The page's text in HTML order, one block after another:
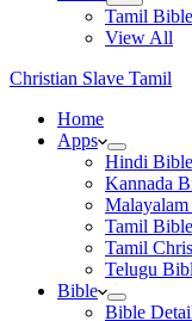
Tamil
View All
Christian Slave Tamil
Home
Apps
Hindi
Kannada
Tamil
Tamil
Telugu
Bible
Bible